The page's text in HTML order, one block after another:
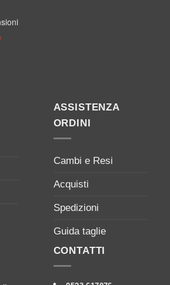
ASSISTENZA
ORDINI
Cambi e Resi
Acquisti
Spedizioni
Guida taglie
CONTATTI